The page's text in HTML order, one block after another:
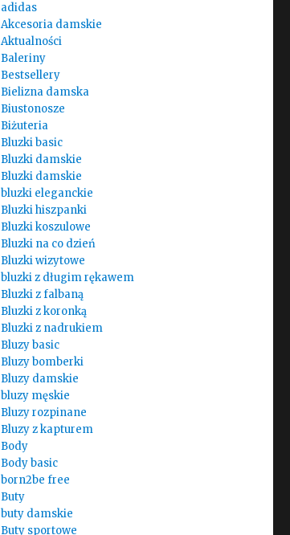
adidas
Akcesoria damskie
Aktualności
Baleriny
Bestsellery
Bielizna damska
Biustonosze
Biżuteria
Bluzki basic
Bluzki damskie
Bluzki damskie
bluzki eleganckie
Bluzki hiszpanki
Bluzki koszulowe
Bluzki na co dzień
Bluzki wizytowe
bluzki z długim rękawem
Bluzki z falbaną
Bluzki z koronką
Bluzki z nadrukiem
Bluzy basic
Bluzy bomberki
Bluzy damskie
bluzy męskie
Bluzy rozpinane
Bluzy z kapturem
Body
Body basic
born2be free
Buty
buty damskie
Buty sportowe